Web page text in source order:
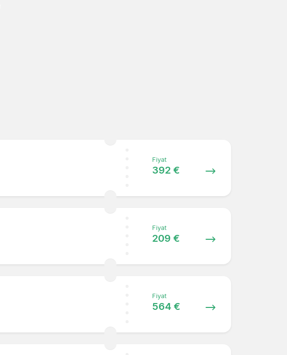
Fiyat
392 €
Fiyat
209 €
Fiyat
564 €